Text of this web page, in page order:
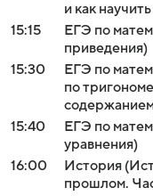
и как
15:15
ЕГЭ по
приведения)
15:30
ЕГЭ по
по
15:40
ЕГЭ по
уравнения)
16:00
История
прошлом.